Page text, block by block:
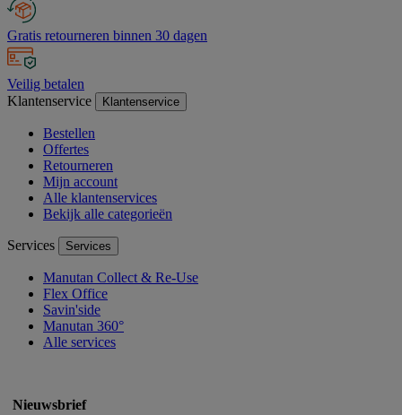
Gratis retourneren binnen 30 dagen
Veilig betalen
Klantenservice
Klantenservice
Bestellen
Offertes
Retourneren
Mijn account
Alle klantenservices
Bekijk alle categorieën
Services Services
Manutan Collect & Re-Use
Flex Office
Savin'side
Manutan 360°
Alle services
Nieuwsbrief